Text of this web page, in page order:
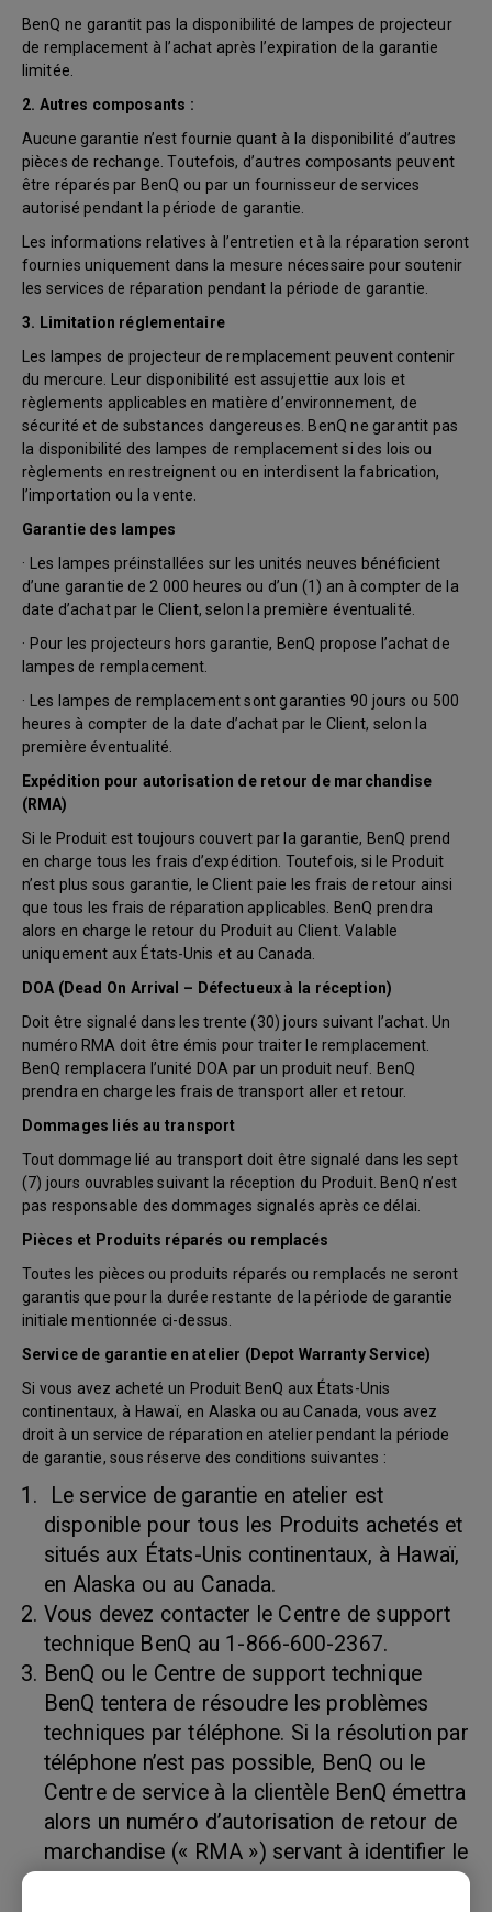
BenQ ne garantit pas la disponibilité de lampes de projecteur
de remplacement à l’achat après l’expiration de la garantie
limitée.
2. Autres composants :
Aucune garantie n’est fournie quant à la disponibilité d’autres
pièces de rechange. Toutefois, d’autres composants peuvent
être réparés par BenQ ou par un fournisseur de services
autorisé pendant la période de garantie.
Les informations relatives à l’entretien et à la réparation seront
fournies uniquement dans la mesure nécessaire pour soutenir
les services de réparation pendant la période de garantie.
3. Limitation réglementaire
Les lampes de projecteur de remplacement peuvent contenir
du mercure. Leur disponibilité est assujettie aux lois et
règlements applicables en matière d’environnement, de
sécurité et de substances dangereuses. BenQ ne garantit pas
la disponibilité des lampes de remplacement si des lois ou
règlements en restreignent ou en interdisent la fabrication,
l’importation ou la vente.
Garantie des lampes
· Les lampes préinstallées sur les unités neuves bénéficient
d’une garantie de 2 000 heures ou d’un (1) an à compter de la
date d’achat par le Client, selon la première éventualité.
· Pour les projecteurs hors garantie, BenQ propose l’achat de
lampes de remplacement.
· Les lampes de remplacement sont garanties 90 jours ou 500
heures à compter de la date d’achat par le Client, selon la
première éventualité.
Expédition pour autorisation de retour de marchandise
(RMA)
Si le Produit est toujours couvert par la garantie, BenQ prend
en charge tous les frais d’expédition. Toutefois, si le Produit
n’est plus sous garantie, le Client paie les frais de retour ainsi
que tous les frais de réparation applicables. BenQ prendra
alors en charge le retour du Produit au Client. Valable
uniquement aux États-Unis et au Canada.
DOA (Dead On Arrival – Défectueux à la réception)
Doit être signalé dans les trente (30) jours suivant l’achat. Un
numéro RMA doit être émis pour traiter le remplacement.
BenQ remplacera l’unité DOA par un produit neuf. BenQ
prendra en charge les frais de transport aller et retour.
Dommages liés au transport
Tout dommage lié au transport doit être signalé dans les sept
(7) jours ouvrables suivant la réception du Produit. BenQ n’est
pas responsable des dommages signalés après ce délai.
Pièces et Produits réparés ou remplacés
Toutes les pièces ou produits réparés ou remplacés ne seront
garantis que pour la durée restante de la période de garantie
initiale mentionnée ci-dessus.
Service de garantie en atelier (Depot Warranty Service)
Si vous avez acheté un Produit BenQ aux États-Unis
continentaux, à Hawaï, en Alaska ou au Canada, vous avez
droit à un service de réparation en atelier pendant la période
de garantie, sous réserve des conditions suivantes :
Le service de garantie en atelier est
disponible pour tous les Produits achetés et
situés aux États-Unis continentaux, à Hawaï,
en Alaska ou au Canada.
Vous devez contacter le Centre de support
technique BenQ au 1-866-600-2367.
BenQ ou le Centre de support technique
BenQ tentera de résoudre les problèmes
techniques par téléphone. Si la résolution par
téléphone n’est pas possible, BenQ ou le
Centre de service à la clientèle BenQ émettra
alors un numéro d’autorisation de retour de
marchandise (« RMA ») servant à identifier le